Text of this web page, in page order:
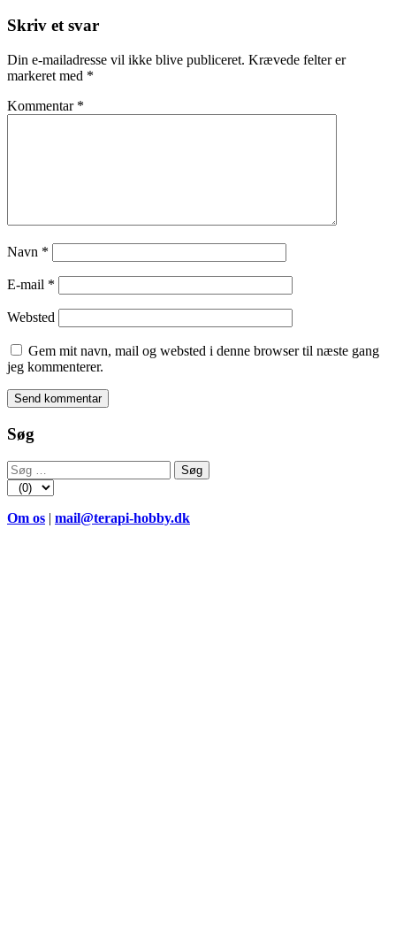
Skriv et svar
Din e-mailadresse vil ikke blive publiceret. Krævede felter er
markeret med *
Kommentar *
Navn *
E-mail *
Websted
Gem mit navn, mail og websted i denne browser til næste gang
jeg kommenterer.
Søg
Søg
efter:
Om os | mail@terapi-hobby.dk